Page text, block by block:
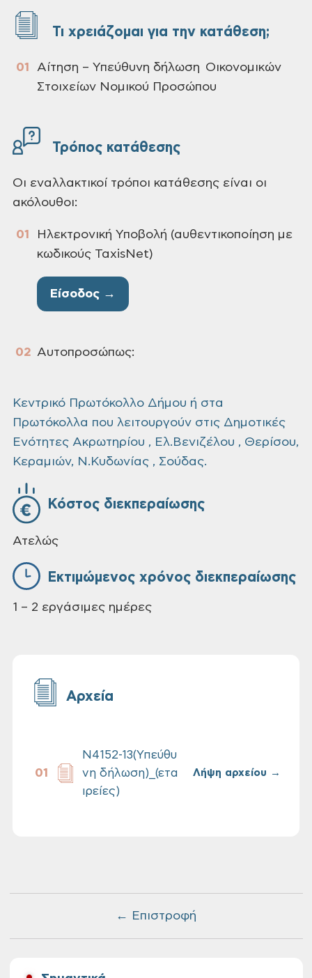
← Επιστροφή
Τι χρειάζομαι για την κατάθεση;
Αίτηση – Υπεύθυνη δήλωση Οικονομικών
Στοιχείων Νομικού Προσώπου
Τρόπος κατάθεσης
Οι εναλλακτικοί τρόποι κατάθεσης είναι οι
ακόλουθοι:
Ηλεκτρονική Υποβολή (αυθεντικοποίηση με
κωδικούς TaxisNet)
Είσοδος →
Αυτοπροσώπως:
Κεντρικό Πρωτόκολλο Δήμου ή στα
Πρωτόκολλα που λειτουργούν στις Δημοτικές
Ενότητες Ακρωτηρίου , Ελ.Βενιζέλου , Θερίσου,
Κεραμιών, Ν.Κυδωνίας , Σούδας.
Κόστος διεκπεραίωσης
Ατελώς
Εκτιμώμενος χρόνος διεκπεραίωσης
1 – 2 εργάσιμες ημέρες
Αρχεία
Ν4152-13(Υπεύθυ
νη δήλωση)_(ετα
ιρείες)
Λήψη αρχείου →